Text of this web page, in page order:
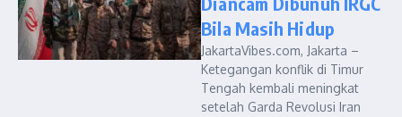
Bila Masih Hidup
JakartaVibes.com, Jakarta –
Ketegangan konflik di Timur
Tengah kembali meningkat
setelah Garda Revolusi Iran